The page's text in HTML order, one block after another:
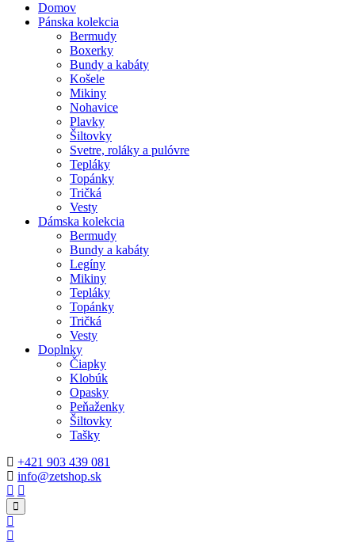
Domov
Pánska kolekcia
Bermudy
Boxerky
Bundy a kabáty
Košele
Mikiny
Nohavice
Plavky
Šiltovky
Svetre, roláky a pulóvre
Tepláky
Topánky
Tričká
Vesty
Dámska kolekcia
Bermudy
Bundy a kabáty
Legíny
Mikiny
Tepláky
Topánky
Tričká
Vesty
Doplnky
Čiapky
Klobúk
Opasky
Peňaženky
Šiltovky
Tašky
+421 903 439 081
info@zetshop.sk